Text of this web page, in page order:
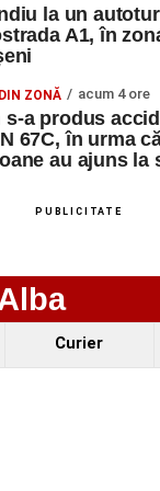
ne ca sursă
ne pe
Valea
nivel juvenil
la un
A1, în
ZONĂ acum 4 ore
s-a produs
67C, în urma
au ajuns la
PUBLICITATE
Curier